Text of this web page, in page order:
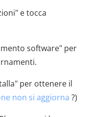
e tocca
software" per
per ottenere il
non si aggiorna ?)